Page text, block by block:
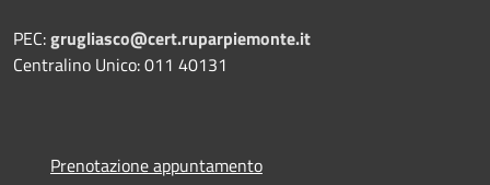
PEC:grugliasco@cert.ruparpiemonte.it
Centralino Unico: 011 40131
Prenotazione appuntamento